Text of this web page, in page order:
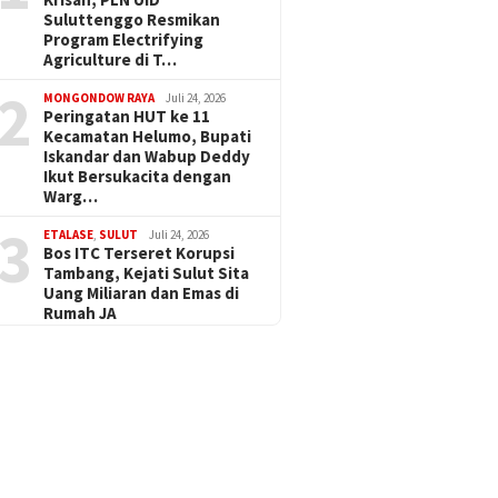
Suluttenggo Resmikan
Program Electrifying
Agriculture di T…
MONGONDOW RAYA Juli 24, 2026
Peringatan HUT ke 11
Kecamatan Helumo, Bupati
Iskandar dan Wabup Deddy
Ikut Bersukacita dengan
Warg…
ETALASE SULUT Juli 24, 2026
Bos ITC Terseret Korupsi
Tambang, Kejati Sulut Sita
Uang Miliaran dan Emas di
Rumah JA